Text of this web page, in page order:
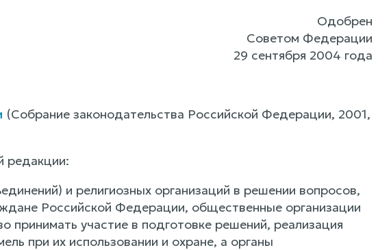
Одобрен
Советом Федерации
29 сентября 2004 года
(Собрание законодательства Российской Федерации, 2001,
редакции:
и религиозных организаций в решении вопросов,
Российской Федерации, общественные организации
принимать участие в подготовке решений, реализация
при их использовании и охране, а органы